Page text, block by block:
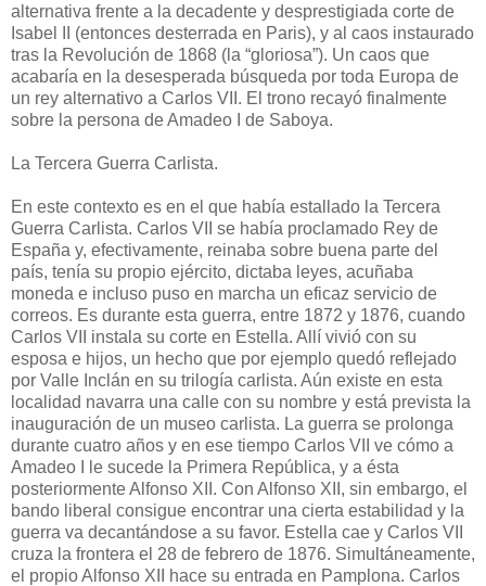
alternativa frente a la decadente y desprestigiada corte de
Isabel II (entonces desterrada en Paris), y al caos instaurado
tras la Revolución de 1868 (la “gloriosa”). Un caos que
acabaría en la desesperada búsqueda por toda Europa de
un rey alternativo a Carlos VII. El trono recayó finalmente
sobre la persona de Amadeo I de Saboya.
La Tercera Guerra Carlista.
En este contexto es en el que había estallado la Tercera
Guerra Carlista. Carlos VII se había proclamado Rey de
España y, efectivamente, reinaba sobre buena parte del
país, tenía su propio ejército, dictaba leyes, acuñaba
moneda e incluso puso en marcha un eficaz servicio de
correos. Es durante esta guerra, entre 1872 y 1876, cuando
Carlos VII instala su corte en Estella. Allí vivió con su
esposa e hijos, un hecho que por ejemplo quedó reflejado
por Valle Inclán en su trilogía carlista. Aún existe en esta
localidad navarra una calle con su nombre y está prevista la
inauguración de un museo carlista. La guerra se prolonga
durante cuatro años y en ese tiempo Carlos VII ve cómo a
Amadeo I le sucede la Primera República, y a ésta
posteriormente Alfonso XII. Con Alfonso XII, sin embargo, el
bando liberal consigue encontrar una cierta estabilidad y la
guerra va decantándose a su favor. Estella cae y Carlos VII
cruza la frontera el 28 de febrero de 1876. Simultáneamente,
el propio Alfonso XII hace su entrada en Pamplona. Carlos